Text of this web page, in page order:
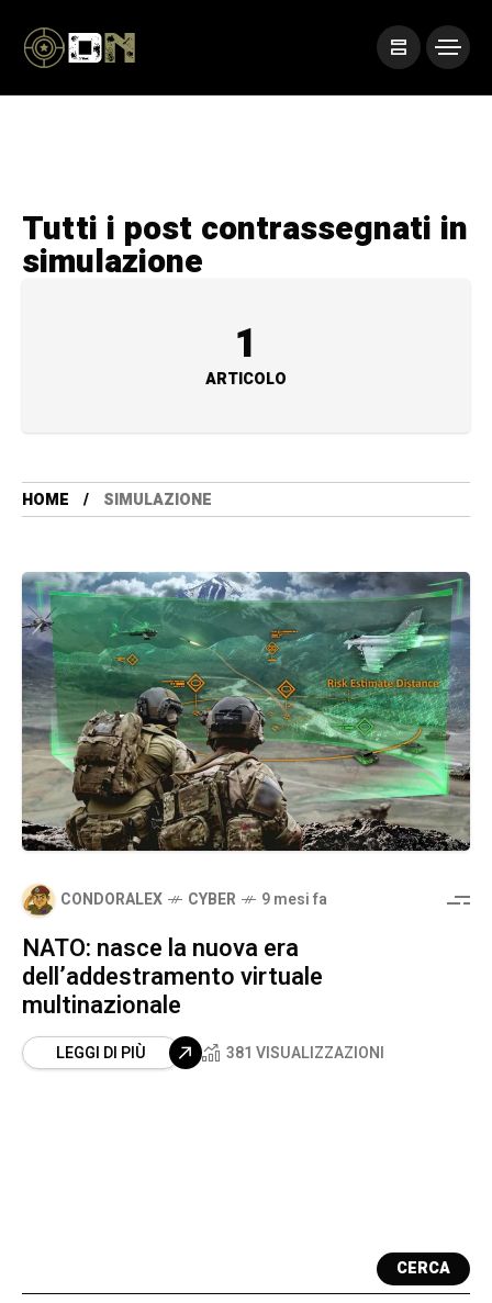
Tutti i post contrassegnati in
simulazione
1
ARTICOLO
HOME SIMULAZIONE
CONDORALEX CYBER 9 mesi fa
NATO: nasce la nuova era
dell’addestramento virtuale
multinazionale
LEGGI DI PIÙ 381 VISUALIZZAZIONI
CERCA